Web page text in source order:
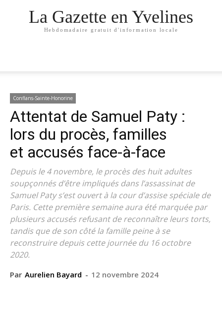
La Gazette en Yvelines
Hebdomadaire gratuit d'information locale
Conflans-Sainte-Honorine
Attentat de Samuel Paty :
lors du procès, familles
et accusés face-à-face
Depuis le 4 novembre, le procès des huit adultes
soupçonnés d’être impliqués dans l’assassinat de
Samuel Paty s’est ouvert à la cour d’assise spéciale de
Paris. Cette première semaine aura été marquée par
plusieurs accusés refusant de reconnaître leurs torts,
tandis que de son côté la famille peine à se
reconstruire depuis cette journée du 16 octobre
2020.
Par Aurelien Bayard - 12 novembre 2024